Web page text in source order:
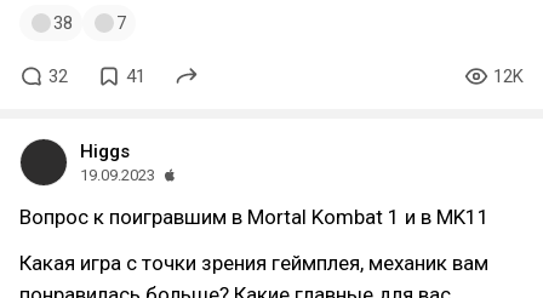
38 7
32 41 12K
Higgs
19.09.2023
Вопрос к поигравшим в Mortal Kombat 1 и в MK11
Какая игра с точки зрения геймплея, механик вам